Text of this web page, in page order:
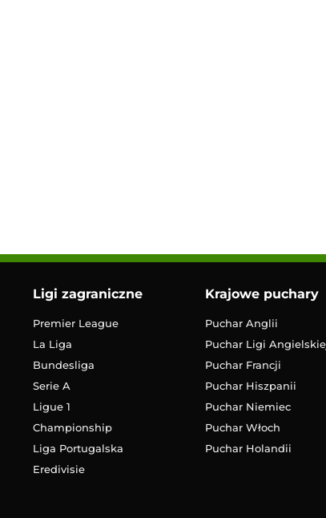
Ligi zagraniczne
Premier League
La Liga
Bundesliga
Serie A
Ligue 1
Championship
Liga Portugalska
Eredivisie
Krajowe puchary
Puchar Anglii
Puchar Ligi
Puchar Francji
Puchar Hiszpanii
Puchar Niemiec
Puchar Włoch
Puchar Holandii